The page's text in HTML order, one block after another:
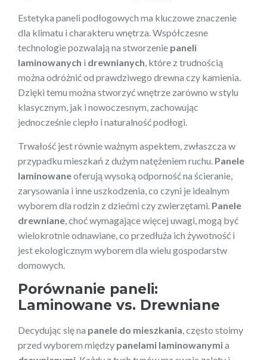
Estetyka paneli podłogowych ma kluczowe znaczenie
dla klimatu i charakteru wnętrza. Współczesne
technologie pozwalają na stworzenie paneli
laminowanych i drewnianych , które z trudnością
można odróżnić od prawdziwego drewna czy kamienia.
Dzięki temu można stworzyć wnętrze zarówno w stylu
klasycznym, jak i nowoczesnym, zachowując
jednocześnie ciepło i naturalność podłogi.
Trwałość jest równie ważnym aspektem, zwłaszcza w
przypadku mieszkań z dużym natężeniem ruchu. Panele
laminowaneoferują wysoką odporność na ścieranie,
zarysowania i inne uszkodzenia, co czyni je idealnym
wyborem dla rodzin z dziećmi czy zwierzętami. Panele
drewniane , choć wymagające więcej uwagi, mogą być
wielokrotnie odnawiane, co przedłuża ich żywotność i
jest ekologicznym wyborem dla wielu gospodarstw
domowych.
Porównanie paneli:
Laminowane vs. Drewniane
Decydując się na panele do mieszkania , często stoimy
przed wyborem między panelami laminowanymia